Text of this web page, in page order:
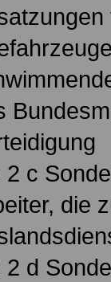
2 c
die
2 d